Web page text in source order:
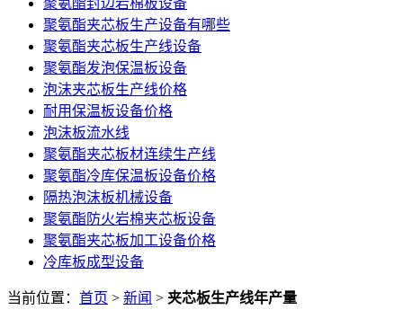
聚氨酯夹芯板生产设备有哪些
聚氨酯夹芯板生产线设备
聚氨酯发泡保温板设备
泡沫夹芯板生产线价格
耐用保温板设备价格
泡沫板流水线
聚氨酯夹芯板材连续生产线
聚氨酯冷库保温板设备价格
隔热泡沫板机械设备
聚氨酯防火岩棉夹芯板设备
聚氨酯夹芯板加工设备价格
冷库板成型设备
当前位置： 首页 > 新闻 > 夹芯板生产线年产量